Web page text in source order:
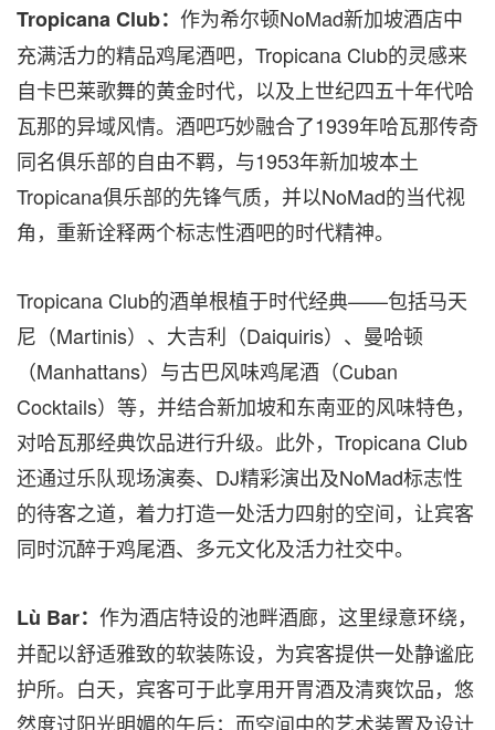
Tropicana Club： 作为希尔顿NoMad新加坡酒店中
充满活力的精品鸡尾酒吧，Tropicana Club的灵感来
自卡巴莱歌舞的黄金时代，以及上世纪四五十年代哈
瓦那的异域风情。酒吧巧妙融合了1939年哈瓦那传奇
同名俱乐部的自由不羁，与1953年新加坡本土
Tropicana俱乐部的先锋气质，并以NoMad的当代视
角，重新诠释两个标志性酒吧的时代精神。
Tropicana Club的酒单根植于时代经典——包括马天
尼（Martinis）、大吉利（Daiquiris）、曼哈顿
（Manhattans）与古巴风味鸡尾酒（Cuban
Cocktails）等，并结合新加坡和东南亚的风味特色，
对哈瓦那经典饮品进行升级。此外，Tropicana Club
还通过乐队现场演奏、DJ精彩演出及NoMad标志性
的待客之道，着力打造一处活力四射的空间，让宾客
同时沉醉于鸡尾酒、多元文化及活力社交中。
Lù Bar： 作为酒店特设的池畔酒廊，这里绿意环绕，
并配以舒适雅致的软装陈设，为宾客提供一处静谧庇
护所。白天，宾客可于此享用开胃酒及清爽饮品，悠
然度过阳光明媚的午后；而空间中的艺术装置及设计